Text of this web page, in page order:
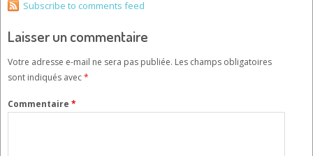
Subscribe to comments feed
Laisser un commentaire
Votre adresse e-mail ne sera pas publiée. Les champs obligatoires
sont indiqués avec*
Commentaire *